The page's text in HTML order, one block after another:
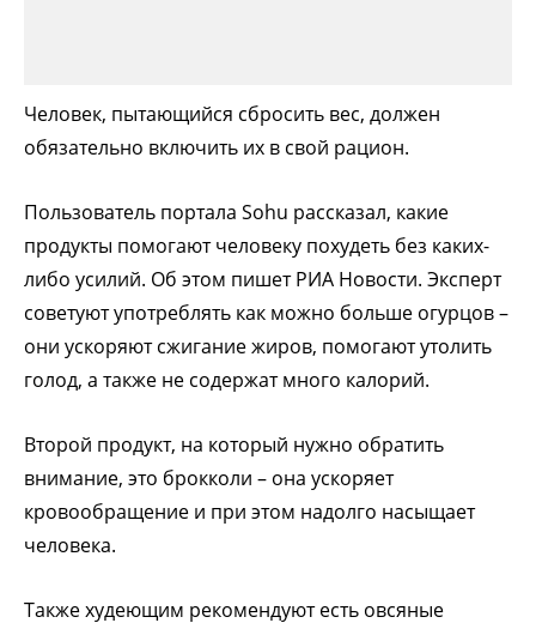
Человек, пытающийся сбросить вес, должен
обязательно включить их в свой рацион.
Пользователь портала Sohu рассказал, какие
продукты помогают человеку похудеть без каких-
либо усилий. Об этом пишет РИА Новости. Эксперт
советуют употреблять как можно больше огурцов –
они ускоряют сжигание жиров, помогают утолить
голод, а также не содержат много калорий.
Второй продукт, на который нужно обратить
внимание, это брокколи – она ускоряет
кровообращение и при этом надолго насыщает
человека.
Также худеющим рекомендуют есть овсяные